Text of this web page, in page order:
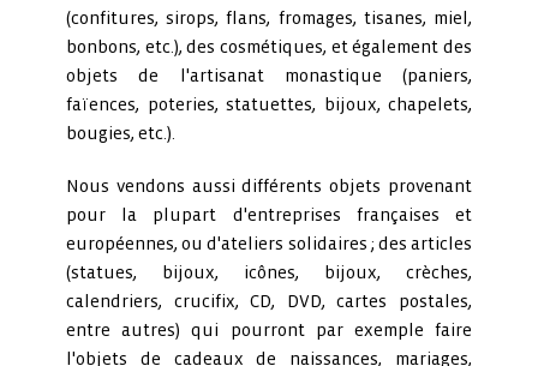
(confitures, sirops, flans, fromages, tisanes, miel,
bonbons, etc.), des cosmétiques, et également des
objets de l'artisanat monastique (paniers,
faïences, poteries, statuettes, bijoux, chapelets,
bougies, etc.).
Nous vendons aussi différents objets provenant
pour la plupart d'entreprises françaises et
européennes, ou d'ateliers solidaires ; des articles
(statues, bijoux, icônes, bijoux, crèches,
calendriers, crucifix, CD, DVD, cartes postales,
entre autres) qui pourront par exemple faire
l'objets de cadeaux de naissances, mariages,